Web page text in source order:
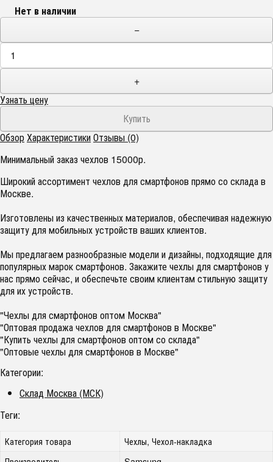
Нет в наличии
−
+
Узнать цену
ОбзорХарактеристикиОтзывы (0)
Минимальный заказ чехлов 15000р.
Широкий ассортимент чехлов для смартфонов прямо со склада в
Москве.
Изготовлены из качественных материалов, обеспечивая надежную
защиту для мобильных устройств ваших клиентов.
Мы предлагаем разнообразные модели и дизайны, подходящие для
популярных марок смартфонов. Закажите чехлы для смартфонов у
нас прямо сейчас, и обеспечьте своим клиентам стильную защиту
для их устройств.
"Чехлы для смартфонов оптом Москва"
"Оптовая продажа чехлов для смартфонов в Москве"
"Купить чехлы для смартфонов оптом со склада"
"Оптовые чехлы для смартфонов в Москве"
Категории:
Склад Москва (МСК)
Теги:
Категория товара
Чехлы, Чехол-накладка